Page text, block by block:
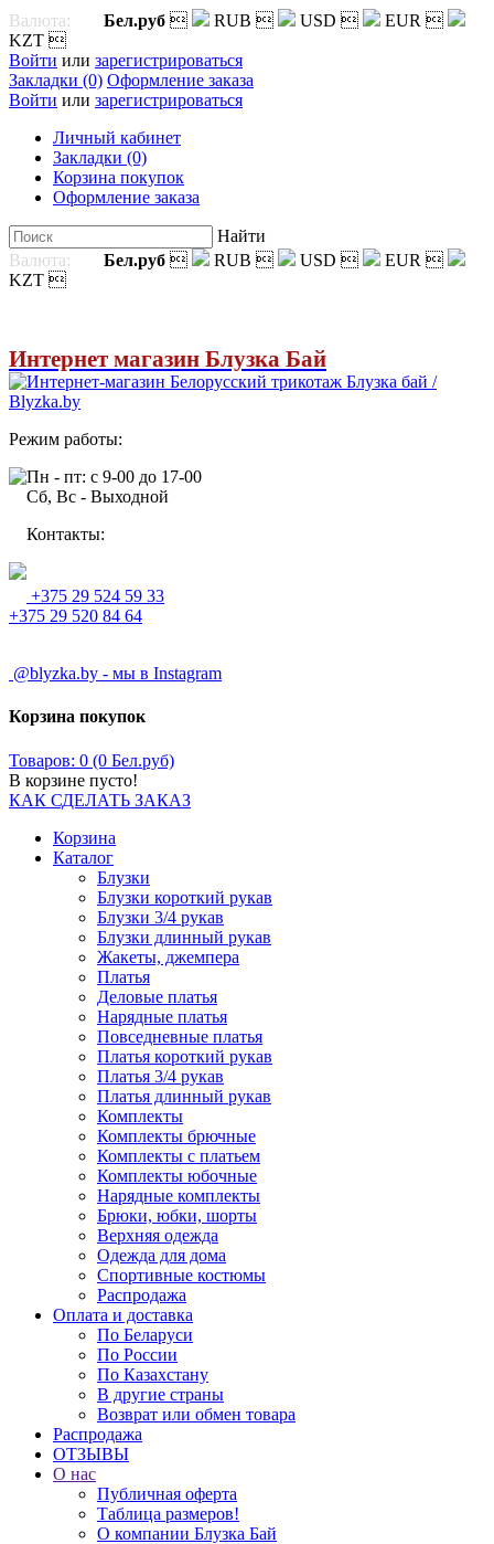
Валюта: Бел.руб  RUB  USD  EUR 
KZT 
Войти или зарегистрироваться
Закладки (0) Оформление заказа
Войти или зарегистрироваться
Личный кабинет
Закладки (0)
Корзина покупок
Оформление заказа
Найти
Валюта:
Бел.руб  RUB  USD  EUR 
KZT 
Интернет магазин Блузка Бай
Режим работы:
Пн - пт: с 9-00 до 17-00
Сб, Вс - Выходной
Контакты:
+375 29 524 59 33
+375 29 520 84 64
@blyzka.by - мы в Instagram
Корзина покупок
Товаров: 0 (0 Бел.руб)
В корзине пусто!
КАК СДЕЛАТЬ ЗАКАЗ
Корзина
Каталог
Блузки
Блузки короткий рукав
Блузки 3/4 рукав
Блузки длинный рукав
Жакеты, джемпера
Платья
Деловые платья
Нарядные платья
Повседневные платья
Платья короткий рукав
Платья 3/4 рукав
Платья длинный рукав
Комплекты
Комплекты брючные
Комплекты с платьем
Комплекты юбочные
Нарядные комплекты
Брюки, юбки, шорты
Верхняя одежда
Одежда для дома
Спортивные костюмы
Распродажа
Оплата и доставка
По Беларуси
По России
По Казахстану
В другие страны
Возврат или обмен товара
Распродажа
ОТЗЫВЫ
О нас
Публичная оферта
Таблица размеров!
О компании Блузка Бай